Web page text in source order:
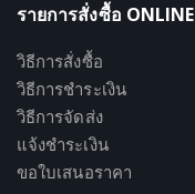
รายการสั่งซื้อ ONLINE
วิธีการสั่งซื้อ
วิธีการชำระเงิน
วิธีการจัดส่ง
แจ้งชำระเงิน
ขอใบเสนอราคา